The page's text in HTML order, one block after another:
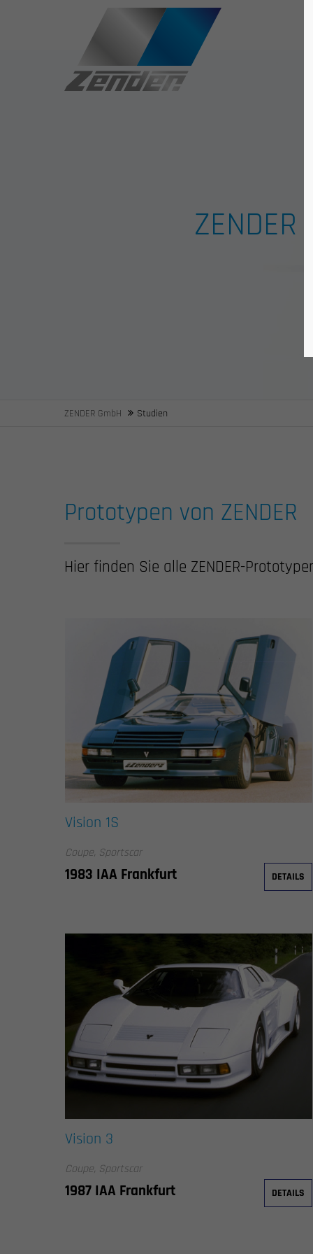
Der Eintrag "offcanvas-col1" existiert
ZENDER GmbH Studien
Prototypen von ZENDER
Hier finden Sie alle ZENDER-
Vision 1S
Coupe, Sportscar
1983 IAA Frankfurt DETAILS
Vision 3
Coupe, Sportscar
1987 IAA Frankfurt DETAILS